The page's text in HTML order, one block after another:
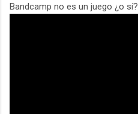
Bandcamp no es un juego ¿o sí?